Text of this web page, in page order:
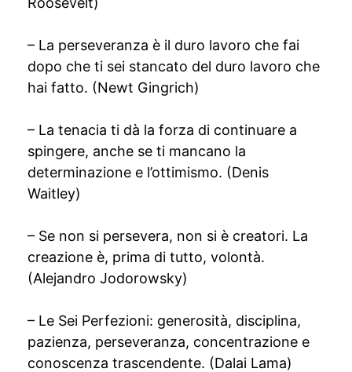
– La perseveranza è il duro lavoro che fai
dopo che ti sei stancato del duro lavoro che
hai fatto. (Newt Gingrich)
– La tenacia ti dà la forza di continuare a
spingere, anche se ti mancano la
determinazione e l’ottimismo. (Denis
Waitley)
– Se non si persevera, non si è creatori. La
creazione è, prima di tutto, volontà.
(Alejandro Jodorowsky)
– Le Sei Perfezioni: generosità, disciplina,
pazienza, perseveranza, concentrazione e
conoscenza trascendente. (Dalai Lama)